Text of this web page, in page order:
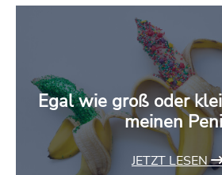
Egal wie groß oder
meinen
JETZT LESEN